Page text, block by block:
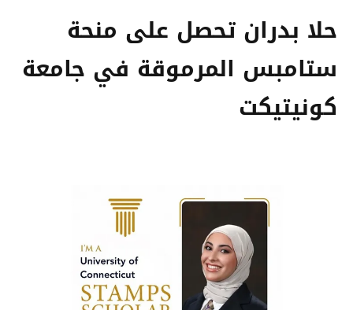
حلا بدران تحصل على منحة
ستامبس المرموقة في جامعة
كونيتيكت